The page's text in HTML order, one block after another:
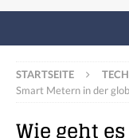
STARTSEITE
Smart Metern in der
Wie geht